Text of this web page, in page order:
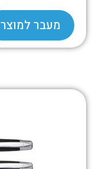
מעבר למוצר